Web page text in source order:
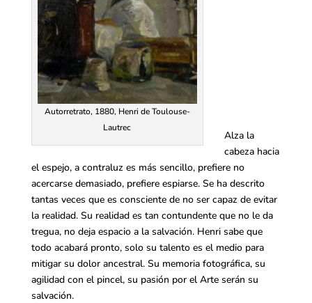
Autorretrato, 1880, Henri de Toulouse-
Lautrec
Alza la
cabeza hacia
el espejo, a contraluz es más sencillo, prefiere no
acercarse demasiado, prefiere espiarse. Se ha descrito
tantas veces que es consciente de no ser capaz de evitar
la realidad. Su realidad es tan contundente que no le da
tregua, no deja espacio a la salvación. Henri sabe que
todo acabará pronto, solo su talento es el medio para
mitigar su dolor ancestral. Su memoria fotográfica, su
agilidad con el pincel, su pasión por el Arte serán su
salvación.